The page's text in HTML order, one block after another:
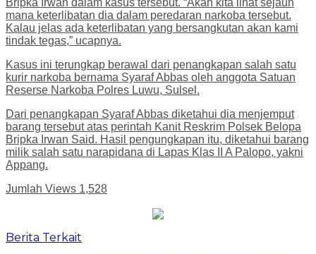
mana keterlibatan dia dalam peredaran narkoba tersebut.
Kalau jelas ada keterlibatan yang bersangkutan akan kami
tindak tegas,” ucapnya.
Kasus ini terungkap berawal dari penangkapan salah satu
kurir narkoba bernama Syaraf Abbas oleh anggota Satuan
Reserse Narkoba Polres Luwu, Sulsel.
Dari penangkapan Syaraf Abbas diketahui dia menjemput
barang tersebut atas perintah Kanit Reskrim Polsek Belopa
Bripka Irwan Said. Hasil pengungkapan itu, diketahui barang
milik salah satu narapidana di Lapas Klas II A Palopo, yakni
Appang.
Jumlah Views 1,528
Berita Terkait